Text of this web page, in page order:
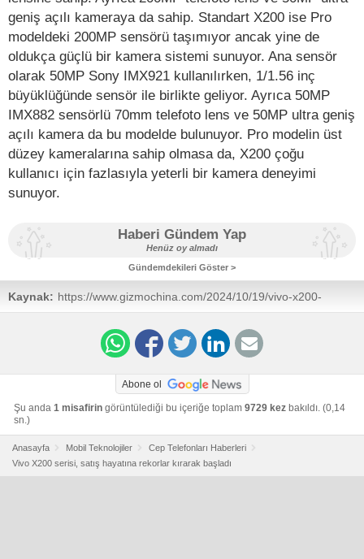
geniş açılı kameraya da sahip. Standart X200 ise Pro
modeldeki 200MP sensörü taşımıyor ancak yine de
oldukça güçlü bir kamera sistemi sunuyor. Ana sensör
olarak 50MP Sony IMX921 kullanılırken, 1/1.56 inç
büyüklüğünde sensör ile birlikte geliyor. Ayrıca 50MP
IMX882 sensörlü 70mm telefoto lens ve 50MP ultra geniş
açılı kamera da bu modelde bulunuyor. Pro modelin üst
düzey kameralarına sahip olmasa da, X200 çoğu
kullanıcı için fazlasıyla yeterli bir kamera deneyimi
sunuyor.
Haberi Gündem Yap
Henüz oy almadı
Gündemdekileri Göster >
Kaynak: https://www.gizmochina.com/2024/10/19/vivo-x200-
series-smashes-companys-all-previous-sales-records/
Abone ol
Şu anda 1 misafirin görüntülediği bu içeriğe toplam 9729 kez bakıldı. (0,14
sn.)
Anasayfa Mobil Teknolojiler
Cep Telefonları Haberleri
Vivo X200 serisi, satış hayatına rekorlar kırarak başladı